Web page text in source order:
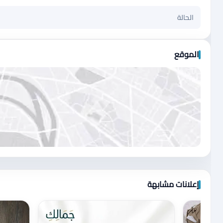
الحالة
الموقع
اضغط لتحميل الموقع
إعلانات مشابهة